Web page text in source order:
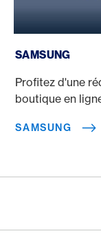
SAMSUNG
Profitez d'une
boutique en
SAMSUNG